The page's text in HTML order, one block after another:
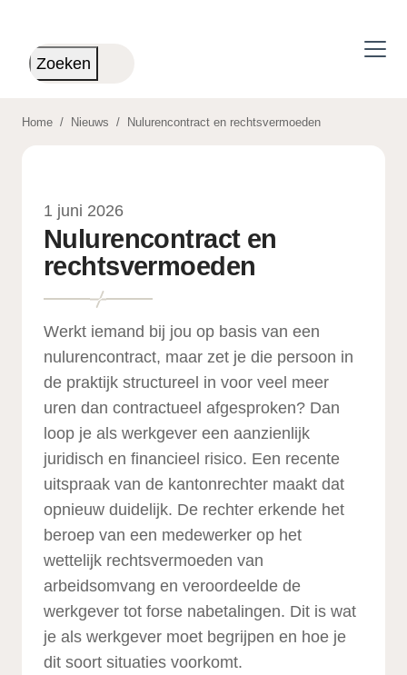
Zoeken
Home / Nieuws / Nulurencontract en rechtsvermoeden
1 juni 2026
Nulurencontract en
rechtsvermoeden
Werkt iemand bij jou op basis van een
nulurencontract, maar zet je die persoon in
de praktijk structureel in voor veel meer
uren dan contractueel afgesproken? Dan
loop je als werkgever een aanzienlijk
juridisch en financieel risico. Een recente
uitspraak van de kantonrechter maakt dat
opnieuw duidelijk. De rechter erkende het
beroep van een medewerker op het
wettelijk rechtsvermoeden van
arbeidsomvang en veroordeelde de
werkgever tot forse nabetalingen. Dit is wat
je als werkgever moet begrijpen en hoe je
dit soort situaties voorkomt.